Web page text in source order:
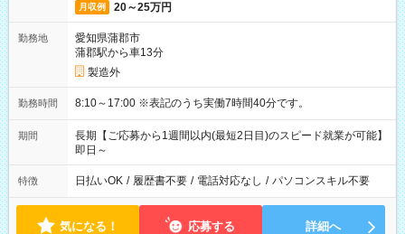
月収例 20～25万円
勤務地
愛知県蒲郡市
蒲郡駅から車13分
製造外
勤務時間 8:10～17:00 ※表記のうち実働7時間40分です。
期間
長期【ご応募から1週間以内(最短2日目)のスピード就業が可能】
即日～
特徴 日払いOK / 履歴書不要 / 電話対応なし / パソコンスキル不要
気になる！ 応募する 詳細へ